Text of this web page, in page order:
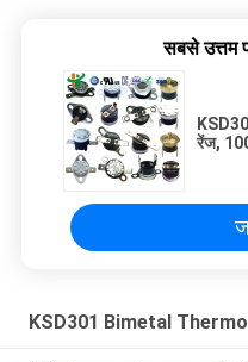
सबसे उत्तम
रेंज,
KSD301 Bimetal